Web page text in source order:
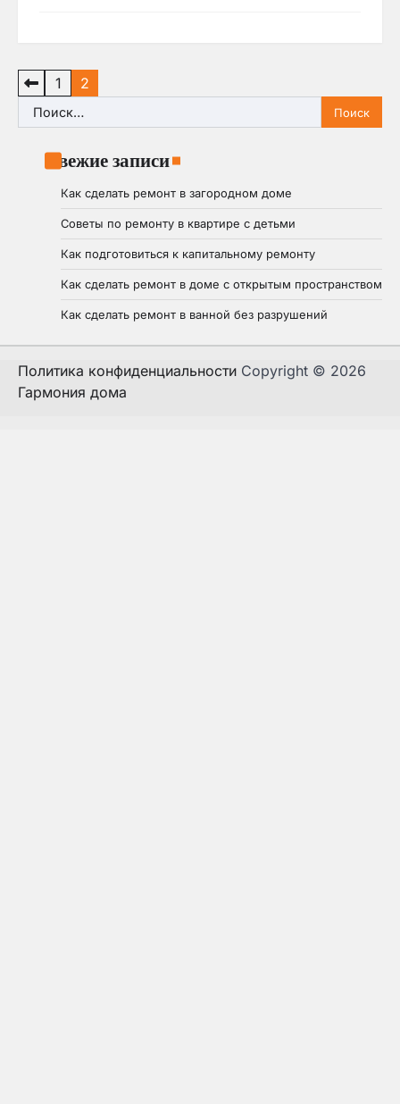
Пагинация
записей
1
2
Найти:
Свежие записи
Как сделать ремонт в загородном доме
Советы по ремонту в квартире с детьми
Как подготовиться к капитальному ремонту
Как сделать ремонт в доме с открытым пространством
Как сделать ремонт в ванной без разрушений
Политика конфиденциальности Copyright © 2026
Гармония дома